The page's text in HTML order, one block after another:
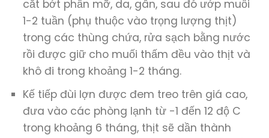
cắt bớt phần mỡ, da, gân, sau đó ướp muối
1-2 tuần (phụ thuộc vào trọng lượng thịt)
trong các thùng chứa, rửa sạch bằng nước
rồi được giữ cho muối thấm đều vào thịt và
khô đi trong khoảng 1-2 tháng.
Kế tiếp đùi lợn được đem treo trên giá cao,
đưa vào các phòng lạnh từ -1 đến 12 độ C
trong khoảng 6 tháng, thịt sẽ dần thành